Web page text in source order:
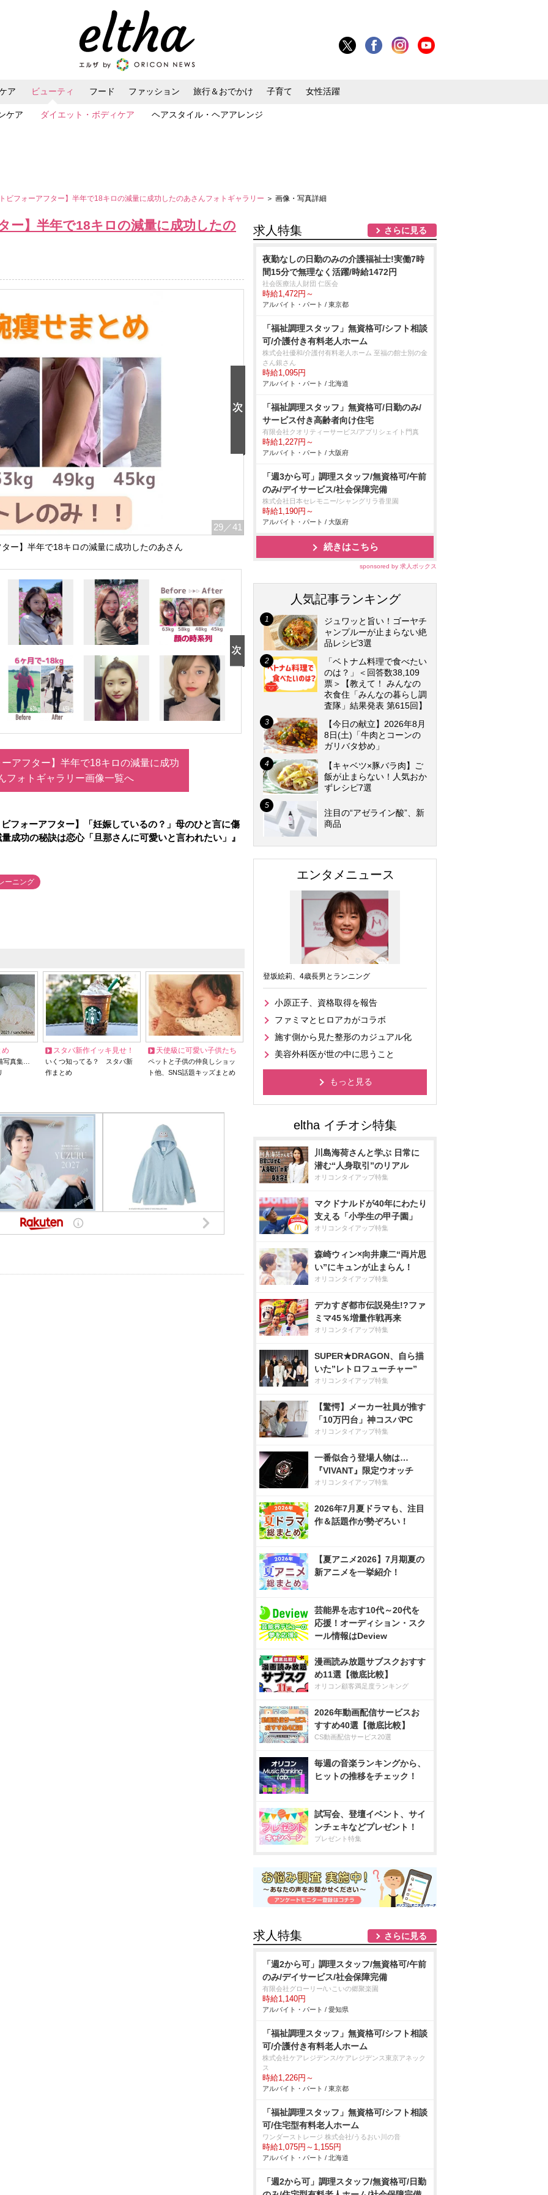
ア ビューティ
ケア ダイエット・ボディケア ヘアスタイル・ヘアアレンジ
フード ファッション 旅行＆おでかけ 子育て 女性活躍
ビフォーアフター】半年で18キロの減量に成功したのあさんフォトギャラリー ＞ 画像・写真詳細
ー】半年で18キロの減量に成功したの
29 ／41
ー】半年で18キロの減量に成功したのあさん
アフター】半年で18キロの減量に成功
フォトギャラリー画像一覧へ
フォーアフター】「妊娠しているの？」母のひと言に傷
成功の秘訣は恋心「旦那さんに可愛いと言われたい」』
ーニング
め
写真集…
スタバ新作イッキ見せ！
いくつ知ってる？ スタバ新
作まとめ
天使級に可愛い子供たち
ペットと子供の仲良しショッ
ト他、SNS話題キッズまとめ
求人特集 さらに見る
夜勤なしの日勤のみの介護福祉士!実働7時
間15分で無理なく活躍/時給1472円
社会医療法人財団 仁医会
時給1,472円～
アルバイト・パート / 東京都
「福祉調理スタッフ」無資格可/シフト相談
可/介護付き有料老人ホーム
株式会社優和/介護付有料老人ホーム 至福の館士別の金
さん銀さん
時給1,095円
アルバイト・パート / 北海道
「福祉調理スタッフ」無資格可/日勤のみ/
サービス付き高齢者向け住宅
有限会社クオリティーサービス/アプリシェイト門真
時給1,227円～
アルバイト・パート / 大阪府
「週3から可」調理スタッフ/無資格可/午前
のみ/デイサービス/社会保障完備
株式会社日本セレモニー/シャングリラ香里園
時給1,190円～
アルバイト・パート / 大阪府
続きはこちら
sponsored by 求人ボックス
人気記事ランキング
ジュワッと旨い！ゴーヤチ
ャンプルーが止まらない絶
品レシピ3選
「ベトナム料理で食べたい
のは？」＜回答数38,109
票＞【教えて！ みんなの
衣食住「みんなの暮らし調
査隊」結果発表 第615回】
【今日の献立】2026年8月
8日(土)「牛肉とコーンの
ガリバタ炒め」
【キャベツ×豚バラ肉】ご
飯が止まらない！人気おか
ずレシピ7選
注目の“アゼライン酸”、新
商品
エンタメニュース
登坂絵莉、4歳長男とランニング
小原正子、資格取得を報告
ファミマとヒロアカがコラボ
施す側から見た整形のカジュアル化
美容外科医が世の中に思うこと
もっと見る
川島海荷さんと学ぶ 日常に
潜む“人身取引”のリアル
オリコンタイアップ特集
マクドナルドが40年にわたり
支える「小学生の甲子園」
オリコンタイアップ特集
森崎ウィン×向井康二“両片思
い”にキュンが止まらん！
オリコンタイアップ特集
デカすぎ都市伝説発生!?ファ
ミマ45％増量作戦再来
オリコンタイアップ特集
SUPER★DRAGON、自ら描
いた”レトロフューチャー”
オリコンタイアップ特集
【驚愕】メーカー社員が推す
「10万円台」神コスパPC
オリコンタイアップ特集
一番似合う登場人物は…
『VIVANT』限定ウオッチ
オリコンタイアップ特集
2026年7月夏ドラマも、注目
作＆話題作が勢ぞろい！
【夏アニメ2026】7月期夏の
新アニメを一挙紹介！
芸能界を志す10代～20代を
応援！オーディション・スク
ール情報はDeview
漫画読み放題サブスクおすす
め11選【徹底比較】
オリコン顧客満足度ランキング
2026年動画配信サービスお
すすめ40選【徹底比較】
CS動画配信サービス20選
毎週の音楽ランキングから、
ヒットの推移をチェック！
試写会、登壇イベント、サイ
ンチェキなどプレゼント！
プレゼント特集
求人特集 さらに見る
「週2から可」調理スタッフ/無資格可/午前
のみ/デイサービス/社会保障完備
有限会社グローリー/いこいの郷聚楽園
時給1,140円
アルバイト・パート / 愛知県
「福祉調理スタッフ」無資格可/シフト相談
可/介護付き有料老人ホーム
株式会社ケアレジデンス/ケアレジデンス東京アネック
ス
時給1,226円～
アルバイト・パート / 東京都
「福祉調理スタッフ」無資格可/シフト相談
可/住宅型有料老人ホーム
ワンダーストレージ 株式会社/うるおい川の音
時給1,075円～1,155円
アルバイト・パート / 北海道
「週2から可」調理スタッフ/無資格可/日勤